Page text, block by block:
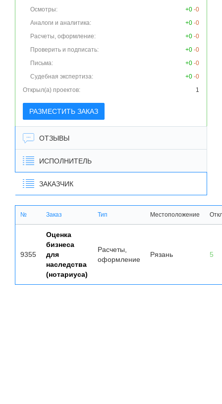
Осмотры:
+0 -0
Аналоги и аналитика:
+0 -0
Расчеты, оформление:
+0 -0
Проверить и подписать:
+0 -0
Письма:
+0 -0
Судебная экспертиза:
+0 -0
Открыл(а) проектов:
1
РАЗМЕСТИТЬ ЗАКАЗ
ОТЗЫВЫ
ИСПОЛНИТЕЛЬ
ЗАКАЗЧИК
№ Заказ Тип Местоположение
9355
Оценка
бизнеса
для
наследства
(нотариуса)
Расчеты,
оформление
Рязань 5